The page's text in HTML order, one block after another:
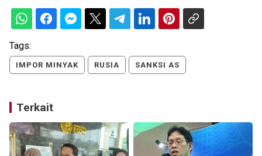
Tags:
IMPOR MINYAK RUSIA SANKSI AS
Terkait